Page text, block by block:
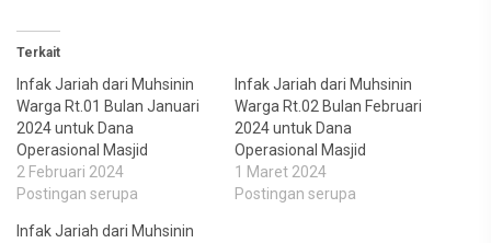
Terkait
Infak Jariah dari Muhsinin
Warga Rt.01 Bulan Januari
2024 untuk Dana
Operasional Masjid
2 Februari 2024
Postingan serupa
Infak Jariah dari Muhsinin
Warga Rt.02 Bulan Februari
2024 untuk Dana
Operasional Masjid
1 Maret 2024
Postingan serupa
Infak Jariah dari Muhsinin